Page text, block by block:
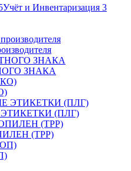
Учёт и Инвентаризация 3
ЗНАКА
(ПЛГ)
(TPP)